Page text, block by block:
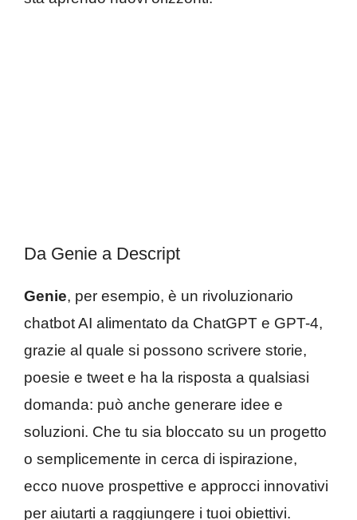
Da Genie a Descript
Genie, per esempio, è un rivoluzionario
chatbot AI alimentato da ChatGPT e GPT-4,
grazie al quale si possono scrivere storie,
poesie e tweet e ha la risposta a qualsiasi
domanda: può anche generare idee e
soluzioni. Che tu sia bloccato su un progetto
o semplicemente in cerca di ispirazione,
ecco nuove prospettive e approcci innovativi
per aiutarti a raggiungere i tuoi obiettivi.